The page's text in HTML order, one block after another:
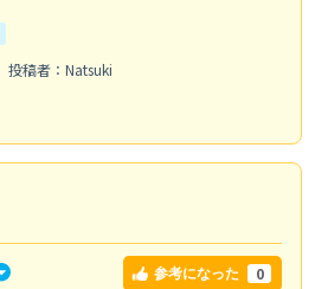
投稿者：Natsuki
参考になった 0